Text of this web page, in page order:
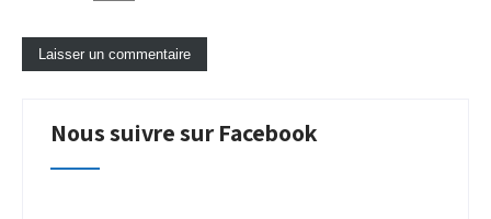
Nous suivre sur Facebook